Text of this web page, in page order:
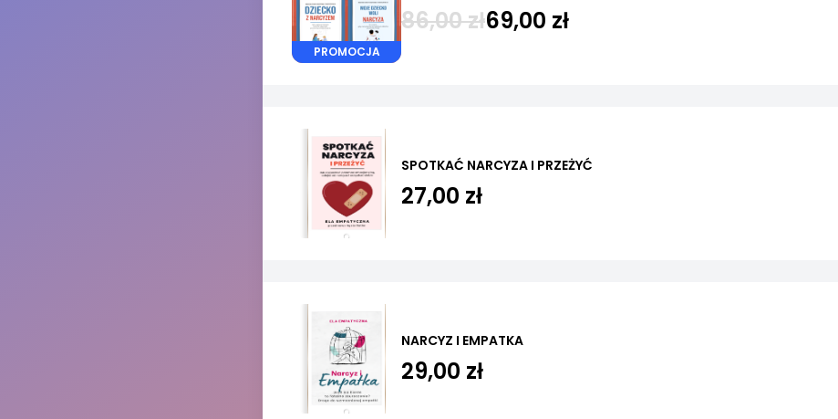
PROMOCJA
86,00 zł69,00 zł
SPOTKAĆ NARCYZA I PRZEŻYĆ
27,00 zł
NARCYZ I EMPATKA
29,00 zł